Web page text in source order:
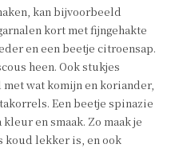
kan bijvoorbeeld
kort met fijngehakte
en een beetje citroensap.
heen. Ook stukjes
wat komijn en koriander,
Een beetje spinazie
en smaak. Zo maak je
koud lekker is, en ook